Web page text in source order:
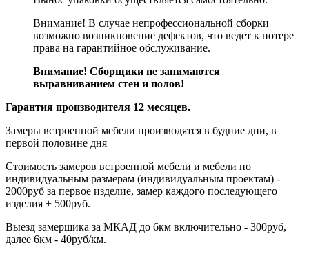
Внимание! В случае непрофессиональной сборки
возможно возникновение дефектов, что ведет к потере
права на гарантийное обслуживание.
Внимание! Сборщики не занимаются
выравниванием стен и полов!
Гарантия производителя 12 месяцев.
Замеры встроенной мебели производятся в будние дни, в
первой половине дня
Стоимость замеров встроенной мебели и мебели по
индивидуальным размерам (индивидуальным проектам) -
2000руб за первое изделие, замер каждого последующего
изделия + 500руб.
Выезд замерщика за МКАД до 6км включительно - 300руб,
далее 6км - 40руб/км.